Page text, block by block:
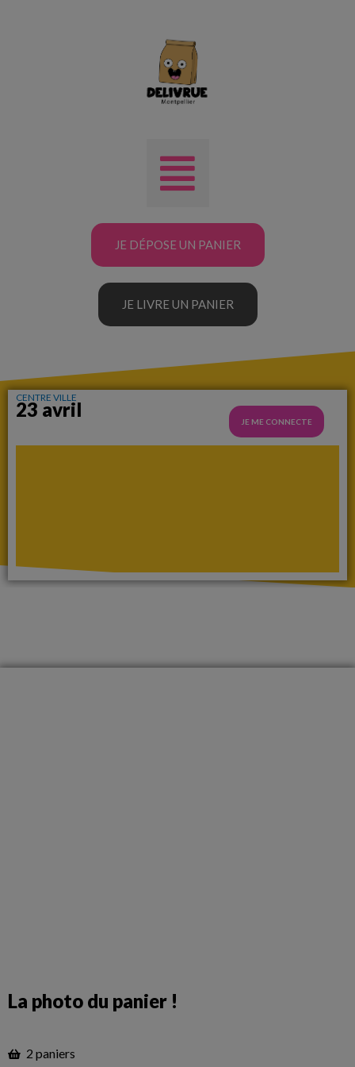
JE DÉPOSE UN PANIER
JE LIVRE UN PANIER
CENTRE VILLE
23 avril
JE ME CONNECTE
La photo du panier !
2 paniers